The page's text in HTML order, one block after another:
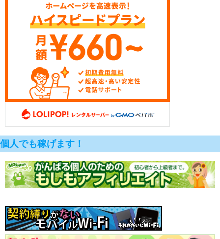
個人でも稼げます！